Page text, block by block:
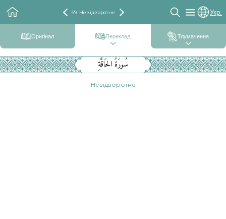
69. Невідворотне Укр.
Оригінал Переклад Тлумачення
سُورَةُ الحَاقَّةِ
Невідворотне